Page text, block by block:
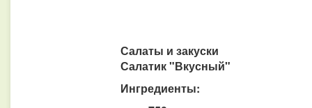
Салаты и закуски
Салатик "Вкусный"
Ингредиенты: